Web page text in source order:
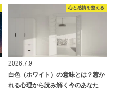
心と感情を整える
2026.7.9
白色（ホワイト）の意味とは？惹か
れる心理から読み解く今のあなた